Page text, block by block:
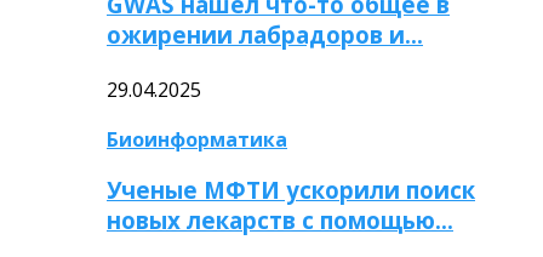
ожирении лабрадоров и…
29.04.2025
Биоинформатика
Ученые МФТИ ускорили поиск
новых лекарств с помощью…